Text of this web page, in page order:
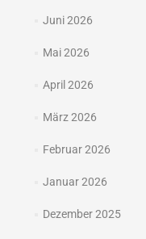
Juni 2026
Mai 2026
April 2026
März 2026
Februar 2026
Januar 2026
Dezember 2025